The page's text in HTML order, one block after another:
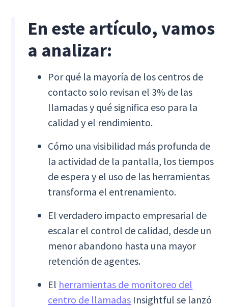
En este artículo, vamos
a analizar:
Por qué la mayoría de los centros de
contacto solo revisan el 3% de las
llamadas y qué significa eso para la
calidad y el rendimiento.
Cómo una visibilidad más profunda de
la actividad de la pantalla, los tiempos
de espera y el uso de las herramientas
transforma el entrenamiento.
El verdadero impacto empresarial de
escalar el control de calidad, desde un
menor abandono hasta una mayor
retención de agentes.
El herramientas de monitoreo del
centro de llamadas Insightful se lanzó